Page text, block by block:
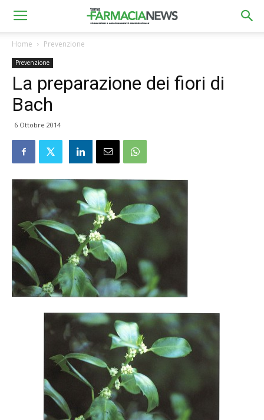
Home Prevenzione
Prevenzione
La preparazione dei fiori di
Bach
6 Ottobre 2014